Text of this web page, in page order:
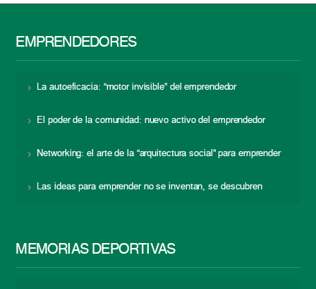
EMPRENDEDORES
La autoeficacia: “motor invisible” del emprendedor
El poder de la comunidad: nuevo activo del emprendedor
Networking: el arte de la “arquitectura social” para emprender
Las ideas para emprender no se inventan, se descubren
MEMORIAS DEPORTIVAS